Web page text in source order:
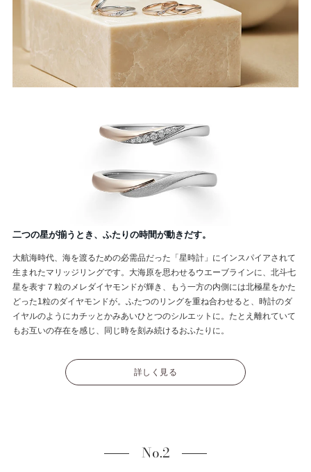
二つの星が揃うとき、ふたりの時間が動きだす。
大航海時代、海を渡るための必需品だった「星時計」にインスパイアされて
生まれたマリッジリングです。大海原を思わせるウエーブラインに、北斗七
星を表す７粒のメレダイヤモンドが輝き、もう一方の内側には北極星をかた
どった1粒のダイヤモンドが。ふたつのリングを重ね合わせると、時計のダ
イヤルのようにカチッとかみあいひとつのシルエットに。たとえ離れていて
もお互いの存在を感じ、同じ時を刻み続けるおふたりに。
詳しく見る
No.2